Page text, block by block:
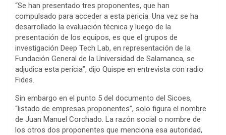
“Se han presentado tres proponentes, que han
compulsado para acceder a esta pericia. Una vez se ha
desarrollado la evaluación técnica y luego de la
presentación de los equipos, es que el grupos de
investigación Deep Tech Lab, en representación de la
Fundación General de la Universidad de Salamanca, se
adjudica esta pericia”, dijo Quispe en entrevista con radio
Fides.
Sin embargo en el punto 5 del documento del Sicoes,
“listado de empresas proponentes”, solo figura el nombre
de Juan Manuel Corchado. La razón social o nombre de
los otros dos proponentes que menciona esa autoridad,